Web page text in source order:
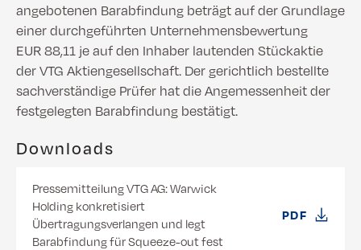
angebotenen Barabfindung beträgt auf der Grundlage
einer durchgeführten Unternehmensbewertung
EUR 88,11 je auf den Inhaber lautenden Stückaktie
der VTG Aktiengesellschaft. Der gerichtlich bestellte
sachverständige Prüfer hat die Angemessenheit der
festgelegten Barabfindung bestätigt.
Downloads
Pressemitteilung VTG AG: Warwick
Holding konkretisiert
Übertragungsverlangen und legt
Barabfindung für Squeeze-out fest
PDF